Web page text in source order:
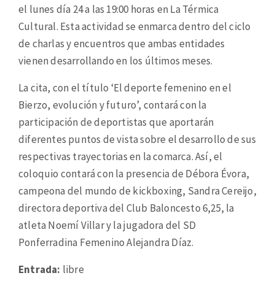
el lunes día 24 a las 19:00 horas en La Térmica
Cultural. Esta actividad se enmarca dentro del ciclo
de charlas y encuentros que ambas entidades
vienen desarrollando en los últimos meses.
La cita, con el título ‘El deporte femenino en el
Bierzo, evolución y futuro’, contará con la
participación de deportistas que aportarán
diferentes puntos de vista sobre el desarrollo de sus
respectivas trayectorias en la comarca. Así, el
coloquio contará con la presencia de Débora Évora,
campeona del mundo de kickboxing, Sandra Cereijo,
directora deportiva del Club Baloncesto 6,25, la
atleta Noemí Villar y la jugadora del SD
Ponferradina Femenino Alejandra Díaz.
Entrada: libre